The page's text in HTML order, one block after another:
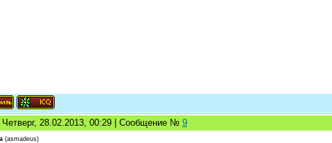
Четверг, 28.02.2013, 00:29 | Сообщение № 9
(asmadeus)